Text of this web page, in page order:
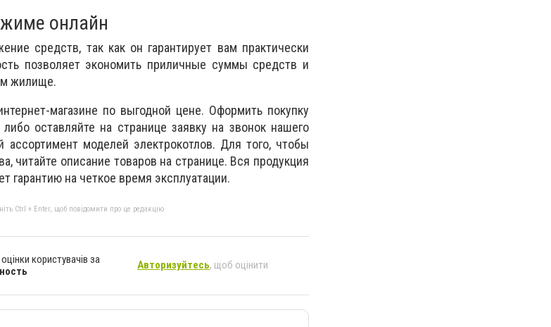
онлайн
средств, так как он гарантирует вам практически
позволяет экономить приличные суммы средств и
жилище.
магазине по выгодной цене. Оформить покупку
оставляйте на странице заявку на звонок нашего
моделей электрокотлов. Для того, чтобы
читайте описание товаров на странице. Вся продукция
гарантию на четкое время эксплуатации.
Ctrl + Enter, щоб повідомити про це редакцію
користувачів за
Авторизуйтесь, щоб оцінити